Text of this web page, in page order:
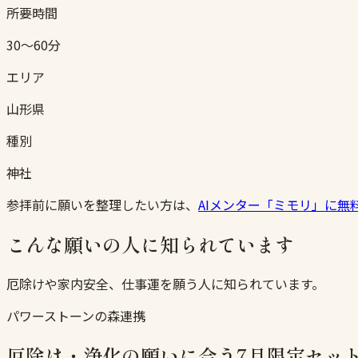
所要時間
30〜60分
エリア
山形県
種別
神社
参拝前に願いを整理したい方は、 AIメンター「ミモリ」に無
こんな願いの人に知られています
厄除けや家内安全、仕事運を願う人に知られています。
パワーストーンの森連携